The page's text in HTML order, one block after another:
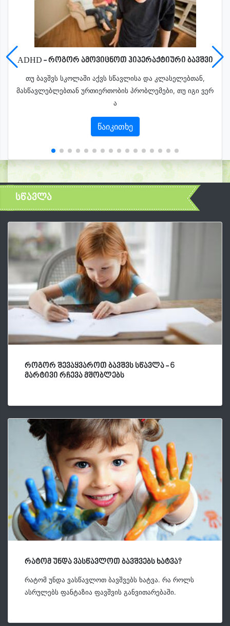
ADHD - როგორ ამოვიცნოთ ჰიპერაქტიური ბავშვი
თუ ბავშვს სკოლაში აქვს სწავლისა და კლასელებთან,
მასწავლებლებთან ურთიერთობის პრობლემები, თუ იგი ვერ
ა
წაიკითხე
სწავლა
როგორ შევაყვაროთ ბავშვს სწავლა - 6
მარტივი რჩევა მშობლებს
რატომ უნდა ვასწავლოთ ბავშვებს ხატვა?
რატომ უნდა ვასწავლოთ ბავშვებს ხატვა. რა როლს
ასრულებს ფანტაზია ფავშვის განვითარებაში.